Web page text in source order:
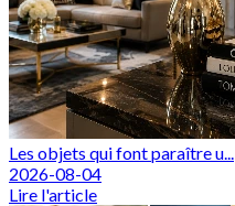
Les objets qui font paraître u...
2026-08-04
Lire l'article